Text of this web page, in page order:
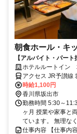
朝食ホール・キ
【アルバイト・パー
未経験歓迎！主婦(夫)
ホテルルートイン
アクセス JR予讃線
時給1,100円
香川県坂出市
勤務時間 5:30～
ヶ月 授業や家事と
ています。 無理な
仕事内容 【仕事内